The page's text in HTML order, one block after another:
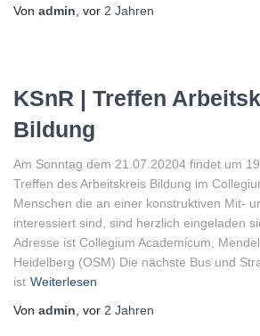
Von admin , vor 2 Jahren
KSnR | Treffen
Bildung
Am Sonntag dem 21.07.20204 findet um
Treffen des Arbeitskreis Bildung im
Menschen die an einer konstruktiven Mit-
interessiert sind, sind herzlich eingeladen
Adresse ist Collegium Academicum,
Heidelberg (OSM) Die nächste Bus und
ist Weiterlesen
Von admin , vor 2 Jahren